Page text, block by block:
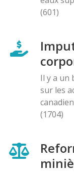
(601)
Il y a un
sur les
(1704)